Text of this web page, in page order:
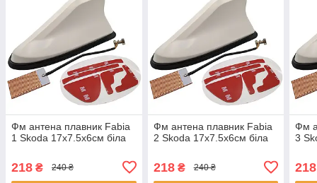
Фм антена плавник Fabia
1 Skoda 17x7.5x6см біла
218 ₴ 240 ₴
Фм антена плавник Fabia
2 Skoda 17x7.5x6см біла
218₴ 240 ₴
Фм
3
218